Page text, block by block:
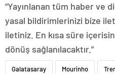
“Yayınlanan tüm haber ve
yasal bildirimlerinizi bize
iletiniz. En kısa süre
dönüş sağlanılacaktır.”
Galatasaray Mourinho